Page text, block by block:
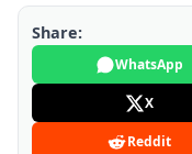
Share:
WhatsApp
X
Reddit